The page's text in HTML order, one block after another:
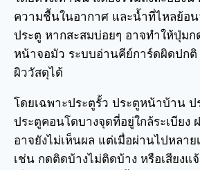
ความชื้นในอากาศ และน้ำที่ไหลย้อ
ประตู หากสะสมบ่อยๆ อาจทำให้ปุ่ม
หน้าจอมัว ระบบอ่านคีย์การ์ดผิดปกติ
ผิววัสดุได้
โดยเฉพาะประตูรั้ว ประตูหน้าบ้าน ป
ประตูคอนโดบางจุดที่อยู่ใกล้ระเบียง
อาจยังไม่เห็นผล แต่เมื่อผ่านไปหลาย
เช่น กดติดบ้างไม่ติดบ้าง หรือเสียงแ